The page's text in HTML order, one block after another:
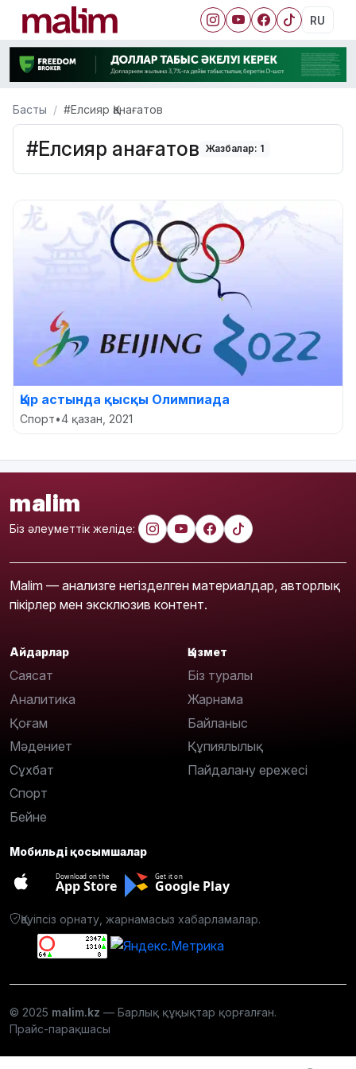
RU
Басты #Елсияр Қанағатов
#Елсияр Қанағатов Жазбалар: 1
Қыр астында қысқы Олимпиада
Спорт•4 қазан, 2021
malim
Біз әлеуметтік желіде:
Malim — анализге негізделген материалдар, авторлық
пікірлер мен эксклюзив контент.
Айдарлар
Саясат
Аналитика
Қоғам
Мәдениет
Сұхбат
Спорт
Бейне
Қызмет
Біз туралы
Жарнама
Байланыс
Құпиялылық
Пайдалану ережесі
Мобильді қосымшалар
Download on the
App Store
Get it on
Google Play
Қауіпсіз орнату, жарнамасыз хабарламалар.
© 2025 malim.kz — Барлық құқықтар қорғалған.
Прайс-парақшасы